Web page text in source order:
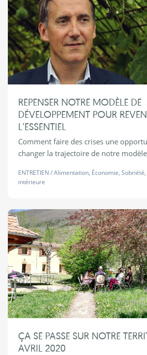
REPENSER NOTRE MODÈLE DE
DÉVELOPPEMENT POUR
L’ESSENTIEL
Comment faire des crises une
changer la trajectoire de notre
ENTRETIEN /Alimentation, Économie, Sobriété,
intérieure
ÇA SE PASSE SUR NOTRE
AVRIL 2020